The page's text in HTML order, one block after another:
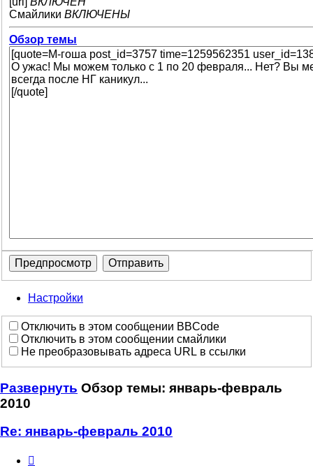
Смайлики ВКЛЮЧЕНЫ
Обзор темы
Настройки
Отключить в этом сообщении BBCode
Отключить в этом сообщении смайлики
Не преобразовывать адреса URL в ссылки
Развернуть Обзор темы: январь-февраль
2010
Re: январь-февраль 2010